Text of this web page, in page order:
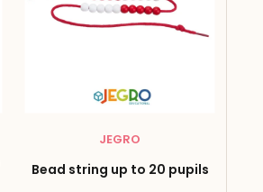
JEGRO
Bead string up to 20 pupils